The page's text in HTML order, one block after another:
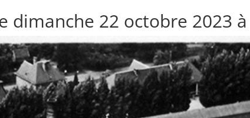
dimanche 22 octobre 2023